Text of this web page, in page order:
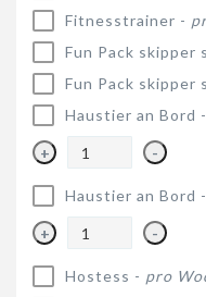
Fitnesstrainer -
Fun Pack skipper
Fun Pack skipper
Haustier an Bord -
+ -
Haustier an Bord -
+ -
Hostess - pro